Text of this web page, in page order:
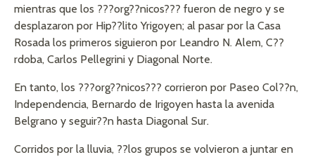
mientras que los ???org??nicos??? fueron de negro y se
desplazaron por Hip??lito Yrigoyen; al pasar por la Casa
Rosada los primeros siguieron por Leandro N. Alem, C??
rdoba, Carlos Pellegrini y Diagonal Norte.
En tanto, los ???org??nicos??? corrieron por Paseo Col??n,
Independencia, Bernardo de Irigoyen hasta la avenida
Belgrano y seguir??n hasta Diagonal Sur.
Corridos por la lluvia, ??los grupos se volvieron a juntar en